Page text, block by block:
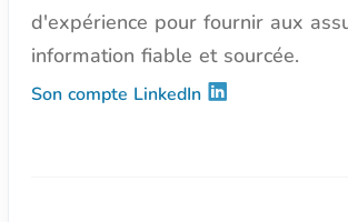
d'expérience pour fournir aux
information fiable et sourcée.
Son compte LinkedIn